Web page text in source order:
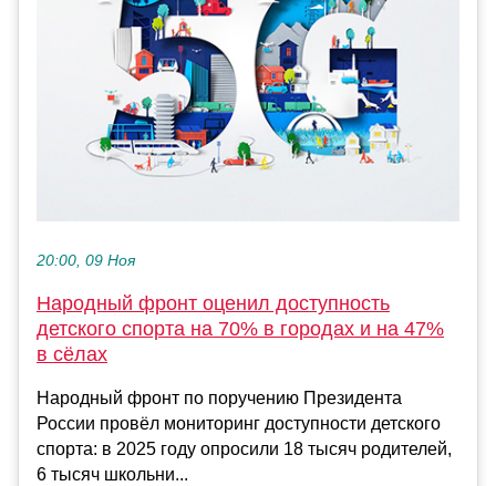
20:00, 09 Ноя
Народный фронт оценил доступность
детского спорта на 70% в городах и на 47%
в сёлах
Народный фронт по поручению Президента
России провёл мониторинг доступности детского
спорта: в 2025 году опросили 18 тысяч родителей,
6 тысяч школьни...